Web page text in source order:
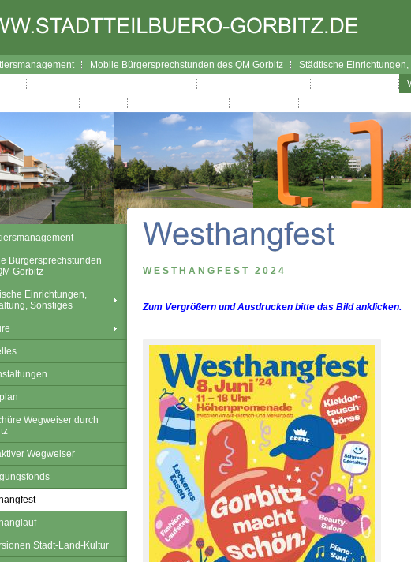
Mobile Bürgersprechstunden des QM Gorbitz Städtische
Bürgersprechstunden
Gorbitz
Einrichtungen,
Sonstiges
Wegweiser durch
Wegweiser
Stadt-Land-Kultur
WESTHANGFEST 2024
Zum Vergrößern und Ausdrucken bitte das Bild anklicken.